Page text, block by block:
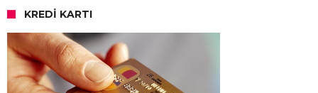
KREDI KARTI